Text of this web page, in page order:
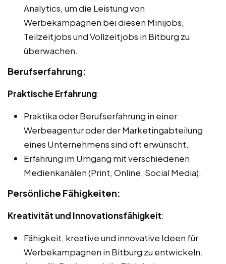
Analytics, um die Leistung von
Werbekampagnen bei diesen Minijobs,
Teilzeitjobs und Vollzeitjobs in Bitburg zu
überwachen.
Berufserfahrung:
Praktische Erfahrung:
Praktika oder Berufserfahrung in einer
Werbeagentur oder der Marketingabteilung
eines Unternehmens sind oft erwünscht.
Erfahrung im Umgang mit verschiedenen
Medienkanälen (Print, Online, Social Media).
Persönliche Fähigkeiten:
Kreativität und Innovationsfähigkeit:
Fähigkeit, kreative und innovative Ideen für
Werbekampagnen in Bitburg zu entwickeln.